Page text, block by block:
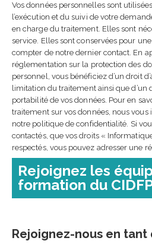
Vos données personnelles sont
l’exécution et du suivi de votre
en charge du traitement. Elles sont
service. Elles sont conservées pour
compter de notre dernier contact. En
réglementation sur la protection des
personnel, vous bénéficiez d’un droit
limitation du traitement ainsi que d’un
portabilité de vos données. Pour en
traitement sur vos données, nous vous
notre politique de confidentialité. Si
contactés, que vos droits «
respectés, vous pouvez adresser une
Rejoignez les
formation du
Rejoignez-nous en